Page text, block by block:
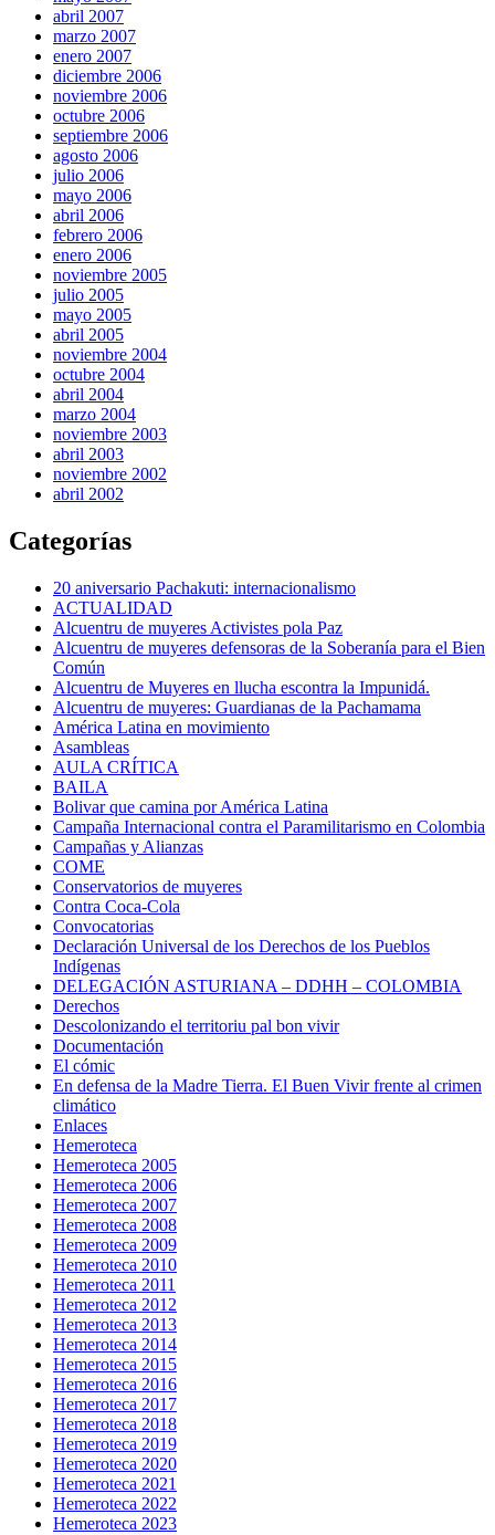
abril 2007
marzo 2007
enero 2007
diciembre 2006
noviembre 2006
octubre 2006
septiembre 2006
agosto 2006
julio 2006
mayo 2006
abril 2006
febrero 2006
enero 2006
noviembre 2005
julio 2005
mayo 2005
abril 2005
noviembre 2004
octubre 2004
abril 2004
marzo 2004
noviembre 2003
abril 2003
noviembre 2002
abril 2002
Categorías
20 aniversario Pachakuti: internacionalismo
ACTUALIDAD
Alcuentru de muyeres Activistes pola Paz
Alcuentru de muyeres defensoras de la Soberanía para el Bien
Común
Alcuentru de Muyeres en llucha escontra la Impunidá.
Alcuentru de muyeres: Guardianas de la Pachamama
América Latina en movimiento
Asambleas
AULA CRÍTICA
BAILA
Bolivar que camina por América Latina
Campaña Internacional contra el Paramilitarismo en Colombia
Campañas y Alianzas
COME
Conservatorios de muyeres
Contra Coca-Cola
Convocatorias
Declaración Universal de los Derechos de los Pueblos
Indígenas
DELEGACIÓN ASTURIANA – DDHH – COLOMBIA
Derechos
Descolonizando el territoriu pal bon vivir
Documentación
El cómic
En defensa de la Madre Tierra. El Buen Vivir frente al crimen
climático
Enlaces
Hemeroteca
Hemeroteca 2005
Hemeroteca 2006
Hemeroteca 2007
Hemeroteca 2008
Hemeroteca 2009
Hemeroteca 2010
Hemeroteca 2011
Hemeroteca 2012
Hemeroteca 2013
Hemeroteca 2014
Hemeroteca 2015
Hemeroteca 2016
Hemeroteca 2017
Hemeroteca 2018
Hemeroteca 2019
Hemeroteca 2020
Hemeroteca 2021
Hemeroteca 2022
Hemeroteca 2023